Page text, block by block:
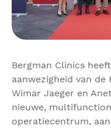
Bergman Clinics
aanwezigheid van
Wimar Jaeger en
nieuwe,
operatiecentrum,